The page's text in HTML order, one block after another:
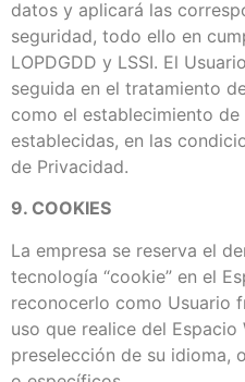
datos y aplicará las
seguridad, todo ello en
LOPDGDD y LSSI. El
seguida en el tratamiento
como el establecimiento
establecidas, en las
de Privacidad.
9. COOKIES
La empresa se reserva el
tecnología “cookie” en el
reconocerlo como Usuario
uso que realice del Espacio
preselección de su idioma,